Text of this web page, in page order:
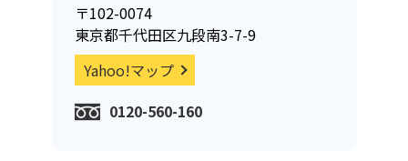
〒102-0074
東京都千代田区九段南3-7-9
Yahoo!マップ
0120-560-160